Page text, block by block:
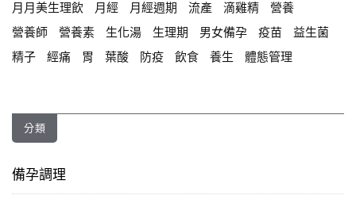
月月美生理飲
月經 月經週期 流產 滴雞精
營養
營養師
營養素 生化湯 生理期 男女備孕 疫苗
益生菌
精子
經痛 胃 葉酸 防疫 飲食 養生 體態管理
分類
備孕調理